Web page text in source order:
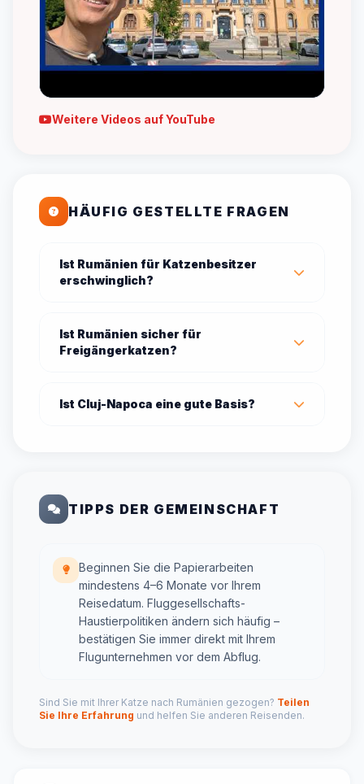
Weitere Videos auf YouTube
HÄUFIG GESTELLTE FRAGEN
Ist Rumänien für Katzenbesitzer
erschwinglich?
Ist Rumänien sicher für
Freigängerkatzen?
Ist Cluj-Napoca eine gute Basis?
TIPPS DER GEMEINSCHAFT
Beginnen Sie die Papierarbeiten
mindestens 4–6 Monate vor Ihrem
Reisedatum. Fluggesellschafts-
Haustierpolitiken ändern sich häufig –
bestätigen Sie immer direkt mit Ihrem
Flugunternehmen vor dem Abflug.
Sind Sie mit Ihrer Katze nach Rumänien gezogen? Teilen
Sie Ihre Erfahrung und helfen Sie anderen Reisenden.